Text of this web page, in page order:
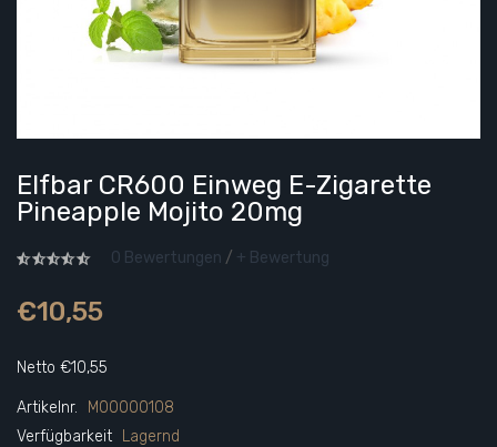
Elfbar CR600 Einweg E-Zigarette
Pineapple Mojito 20mg
0 Bewertungen / + Bewertung
€10,55
Netto €10,55
Artikelnr.
M00000108
Verfügbarkeit
Lagernd